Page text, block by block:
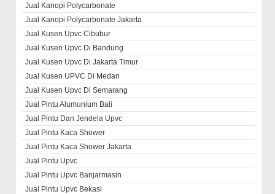
Jual Kanopi Polycarbonate
Jual Kanopi Polycarbonate Jakarta
Jual Kusen Upvc Cibubur
Jual Kusen Upvc Di Bandung
Jual Kusen Upvc Di Jakarta Timur
Jual Kusen UPVC Di Medan
Jual Kusen Upvc Di Semarang
Jual Pintu Alumunium Bali
Jual Pintu Dan Jendela Upvc
Jual Pintu Kaca Shower
Jual Pintu Kaca Shower Jakarta
Jual Pintu Upvc
Jual Pintu Upvc Banjarmasin
Jual Pintu Upvc Bekasi